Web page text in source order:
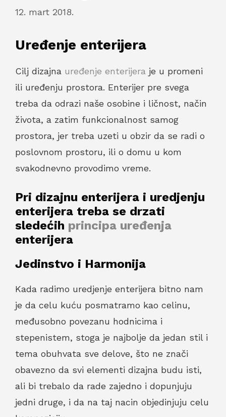
12. mart 2018.
Uređenje enterijera
Cilj dizajna uređenje enterijera je u promeni
ili uređenju prostora. Enterijer pre svega
treba da odrazi naše osobine i ličnost, način
života, a zatim funkcionalnost samog
prostora, jer treba uzeti u obzir da se radi o
poslovnom prostoru, ili o domu u kom
svakodnevno provodimo vreme.
Pri dizajnu enterijera i uredjenju
enterijera treba se drzati
sledećih principa uređenja
enterijera
Jedinstvo i Harmonija
Kada radimo uredjenje enterijera bitno nam
je da celu kuću posmatramo kao celinu,
međusobno povezanu hodnicima i
stepenistem, stoga je najbolje da jedan stil i
tema obuhvata sve delove, što ne znači
obavezno da svi elementi dizajna budu isti,
ali bi trebalo da rade zajedno i dopunjuju
jedni druge, i da na taj nacin objedinjuju celu